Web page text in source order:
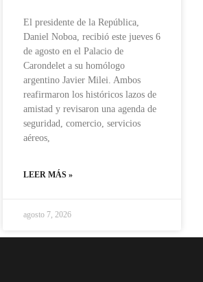
El presidente de la República,
Daniel Noboa, recibió este jueves 6
de agosto en el Palacio de
Carondelet a su homólogo
argentino Javier Milei. Ambos
reafirmaron los históricos lazos de
amistad y revisaron una agenda de
seguridad, comercio, servicios
aéreos,
LEER MÁS »
agosto 7, 2026